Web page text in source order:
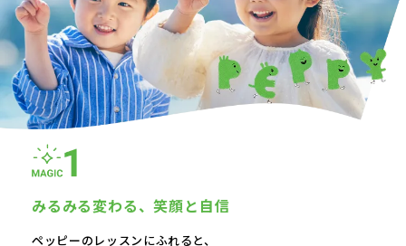
みるみる変わる、笑顔と自信
ペッピーのレッスンにふれると、